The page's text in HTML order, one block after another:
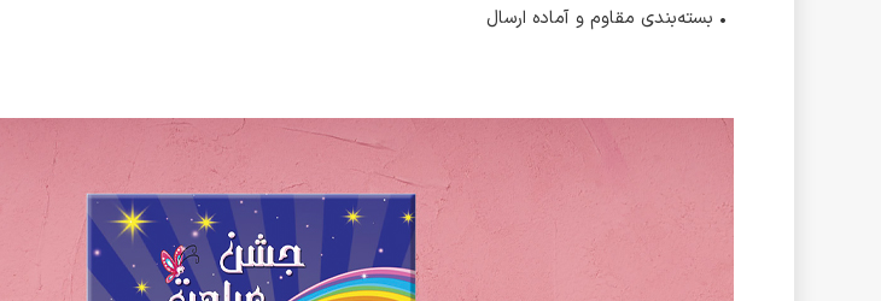
• بسته‌بندی مقاوم و آماده ارسال